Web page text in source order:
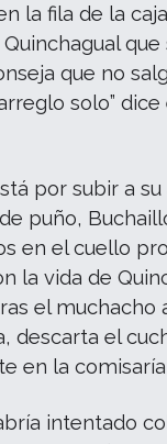
la fila de la
que no
arreglo solo”
por subir a
puño,
en el cuello
la vida de
el muchacho
descarta el
en la
intentado